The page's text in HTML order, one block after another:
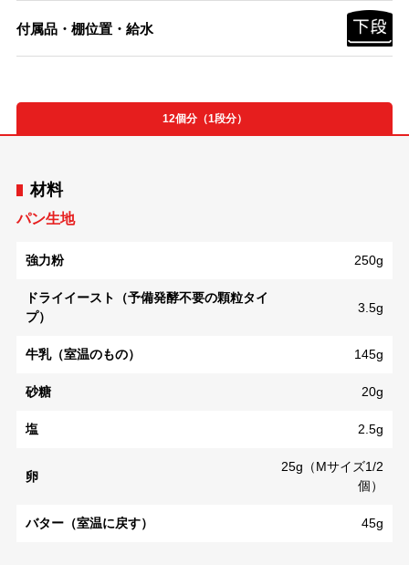
付属品・棚位置・給水
12個分（1段分）
材料
パン生地
強力粉 250g
ドライイースト（予備発酵不要の顆粒タイ
プ）
3.5g
牛乳（室温のもの） 145g
砂糖 20g
塩 2.5g
卵
25g（Mサイズ1/2
個）
バター（室温に戻す） 45g